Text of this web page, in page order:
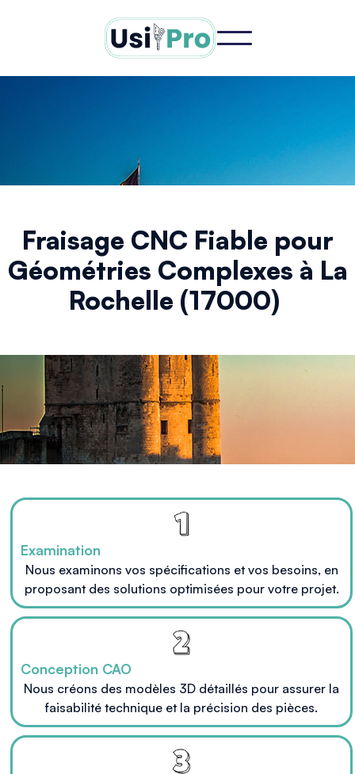
Fraisage CNC Fiable pour
Géométries Complexes à La
Rochelle (17000)
Examination
Nous examinons vos spécifications et vos besoins, en
proposant des solutions optimisées pour votre projet.
Conception CAO
Nous créons des modèles 3D détaillés pour assurer la
faisabilité technique et la précision des pièces.